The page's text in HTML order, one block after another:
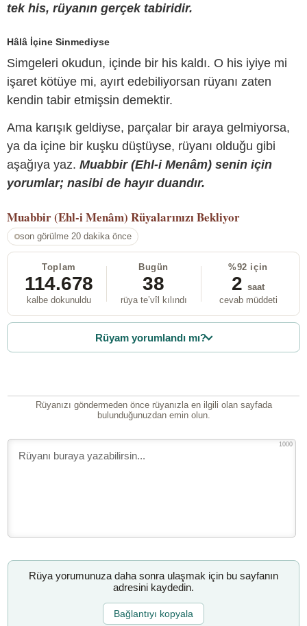
tek his, rüyanın gerçek tabiridir.
Hâlâ İçine Sinmediyse
Simgeleri okudun, içinde bir his kaldı. O his iyiye mi
işaret kötüye mi, ayırt edebiliyorsan rüyanı zaten
kendin tabir etmişsin demektir.
Ama karışık geldiyse, parçalar bir araya gelmiyorsa,
ya da içine bir kuşku düştüyse, rüyanı olduğu gibi
aşağıya yaz. Muabbir (Ehl-i Menâm) senin için
yorumlar; nasibi de hayır duandır.
Muabbir (Ehl-i Menâm) Rüyalarınızı Bekliyor
son görülme 20 dakika önce
Toplam
114.678
kalbe dokunuldu
Bugün
38
rüya te’vîl kılındı
%92 için
2 saat
cevab müddeti
Rüyam yorumlandı mı?
Rüyanızı göndermeden önce rüyanızla en ilgili olan sayfada
bulunduğunuzdan emin olun.
1000
Rüya yorumunuza daha sonra ulaşmak için bu sayfanın
adresini kaydedin.
Bağlantıyı kopyala